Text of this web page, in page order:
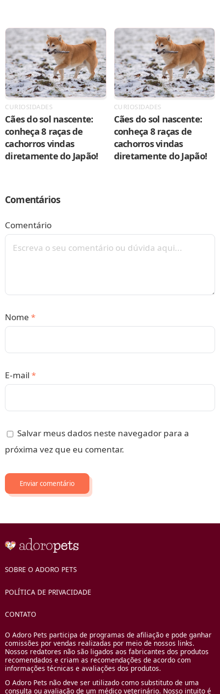
CURIOSIDADES
Cães do sol nascente:
conheça 8 raças de
cachorros vindas
diretamente do Japão!
CURIOSIDADES
Cães do sol nascente:
conheça 8 raças de
cachorros vindas
diretamente do Japão!
Comentários
Comentário
Nome *
E-mail *
Salvar meus dados neste navegador para a
próxima vez que eu comentar.
SOBRE O ADORO PETS
POLÍTICA DE PRIVACIDADE
CONTATO
O Adoro Pets participa de programas de afiliação e pode ganhar
comissões por vendas realizadas por meio de nossos links.
Nossos redatores não são ligados aos fabricantes dos produtos
recomendados e criam as recomendações de acordo com
informações técnicas e avaliações dos produtos.
O Adoro Pets não deve ser utilizado como substituto de uma
consulta ou avaliação de um médico veterinário. Nosso intuito é